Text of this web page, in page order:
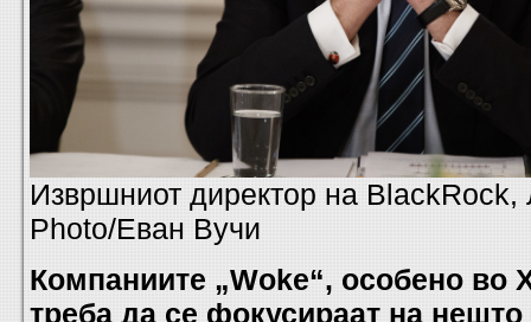
Извршниот директор на
Photo/Еван Вучи
Компаниите „Woke“, особено во
треба да се фокусираат на нешто